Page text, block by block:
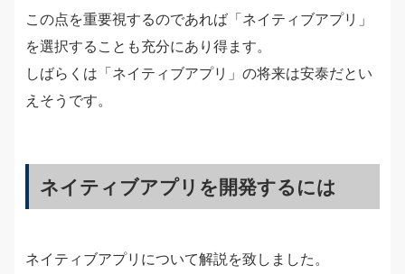
この点を重要視するのであれば「ネイティブアプリ」
を選択することも充分にあり得ます。
しばらくは「ネイティブアプリ」の将来は安泰だとい
えそうです。
ネイティブアプリを開発するには
ネイティブアプリについて解説を致しました。